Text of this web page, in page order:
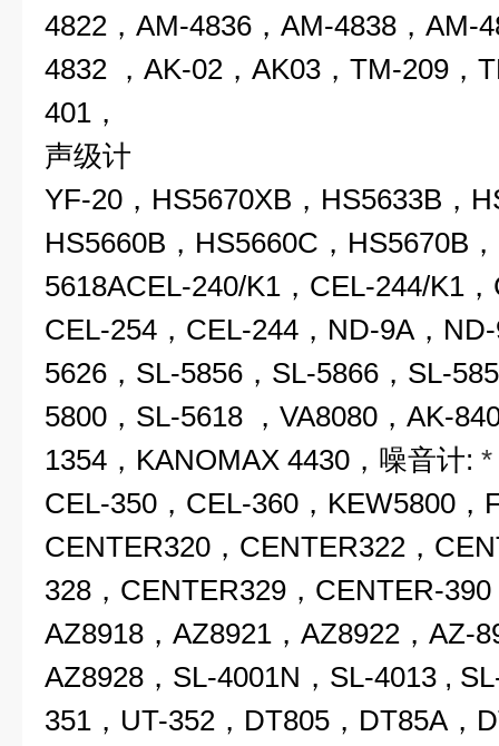
4822，AM-4836，AM-4838，AM-
4832 ，AK-02，AK03，TM-209，
401，
声级计
YF-20，HS5670XB，HS5633B，
HS5660B，HS5660C，HS5670B
5618ACEL-240/K1，CEL-244/K1
CEL-254，CEL-244，ND-9A，
5626，SL-5856，SL-5866，SL-
5800，SL-5618 ，VA8080，AK-
1354，KANOMAX 4430，噪音计: *
CEL-350，CEL-360，KEW5800，
CENTER320，CENTER322，
328，CENTER329，CENTER-
AZ8918，AZ8921，AZ8922，AZ-
AZ8928，SL-4001N，SL-4013 ,
351，UT-352，DT805，DT85A，